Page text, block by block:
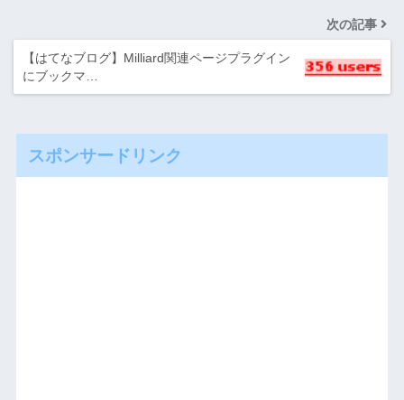
次の記事
【はてなブログ】Milliard関連ページプラグイン
にブックマ…
スポンサードリンク